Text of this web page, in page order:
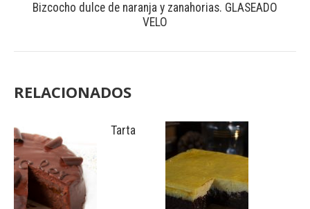
Bizcocho dulce de naranja y zanahorias. GLASEADO
VELO
RELACIONADOS
Tarta